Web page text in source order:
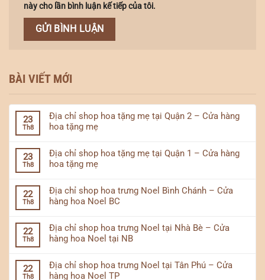
này cho lần bình luận kế tiếp của tôi.
BÀI VIẾT MỚI
23
Th8
Địa chỉ shop hoa tặng mẹ tại Quận 2 – Cửa hàng
hoa tặng mẹ
23
Th8
Địa chỉ shop hoa tặng mẹ tại Quận 1 – Cửa hàng
hoa tặng mẹ
22
Th8
Địa chỉ shop hoa trưng Noel Bình Chánh – Cửa
hàng hoa Noel BC
22
Th8
Địa chỉ shop hoa trưng Noel tại Nhà Bè – Cửa
hàng hoa Noel tại NB
22
Th8
Địa chỉ shop hoa trưng Noel tại Tân Phú – Cửa
hàng hoa Noel TP